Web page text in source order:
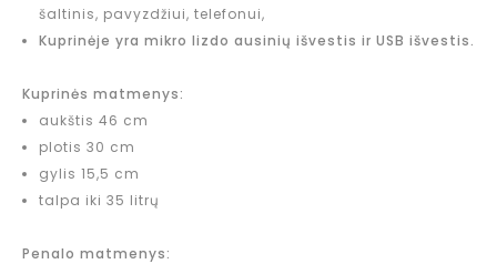
šaltinis, pavyzdžiui, telefonui,
Kuprinėje yra mikro lizdo ausinių išvestis ir USB išvestis.
Kuprinės matmenys:
aukštis 46 cm
plotis 30 cm
gylis 15,5 cm
talpa iki 35 litrų
Penalo matmenys: